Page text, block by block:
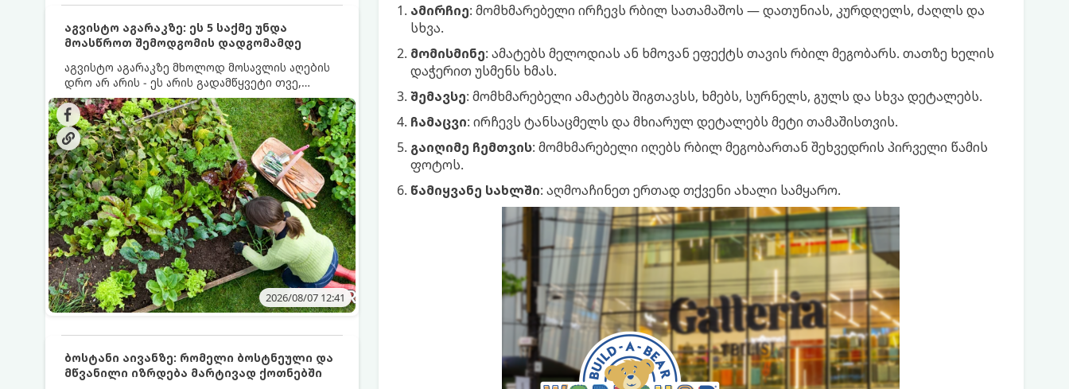
აგვისტო აგარაკზე: ეს 5 საქმე უნდა
მოასწროთ შემოდგომის დადგომამდე
აგვისტო აგარაკზე მხოლოდ მოსავლის აღების
დრო არ არის - ეს არის გადამწყვეტი თვე,
როდესაც საფუძველი ეყრება მომავალი წლის
მოსავალს და ბაღი მზადდება შემოდგომა-
ზამთრის სეზონისთვის. იმისათვის, რომ
ნიადაგმა ენერგია აღიდგინოს, ხოლო
მცენარეებმა ზამთარს გაუძლონ, აგვისტოს
ბოლომდე 5 მნიშვნელოვანი საქმის გაკეთება
უნდა მოასწროთ:
2026/08/07 12:41
ბოსტანი აივანზე: რომელი ბოსტნეული და
მწვანილი იზრდება მარტივად ქოთნებში
ამირჩიე: მომხმარებელი ირჩევს რბილ სათამაშოს — დათუნიას, კურდღელს, ძაღლს და
სხვა.
მომისმინე: ამატებს მელოდიას ან ხმოვან ეფექტს თავის რბილ მეგობარს. თათზე ხელის
დაჭერით უსმენს ხმას.
შემავსე: მომხმარებელი ამატებს შიგთავსს, ხმებს, სურნელს, გულს და სხვა დეტალებს.
ჩამაცვი: ირჩევს ტანსაცმელს და მხიარულ დეტალებს მეტი თამაშისთვის.
გაიღიმე ჩემთვის: მომხმარებელი იღებს რბილ მეგობართან შეხვედრის პირველი წამის
ფოტოს.
წამიყვანე სახლში: აღმოაჩინეთ ერთად თქვენი ახალი სამყარო.